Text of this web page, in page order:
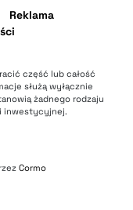
Reklama
część lub całość
służą wyłącznie
żadnego rodzaju
inwestycyjnej.
Cormo